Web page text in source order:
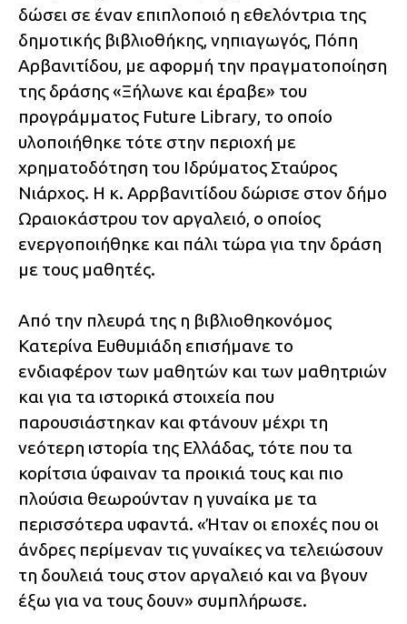
δώσει σε έναν επιπλοποιό η εθελόντρια της
δημοτικής βιβλιοθήκης, νηπιαγωγός, Πόπη
Αρβανιτίδου, με αφορμή την πραγματοποίηση
της δράσης «Ξήλωνε και έραβε» του
προγράμματος Future Library, το οποίο
υλοποιήθηκε τότε στην περιοχή με
χρηματοδότηση του Ιδρύματος Σταύρος
Νιάρχος. Η κ. Αρρβανιτίδου δώρισε στον δήμο
Ωραιοκάστρου τον αργαλειό, ο οποίος
ενεργοποιήθηκε και πάλι τώρα για την δράση
με τους μαθητές.
Από την πλευρά της η βιβλιοθηκονόμος
Κατερίνα Ευθυμιάδη επισήμανε το
ενδιαφέρον των μαθητών και των μαθητριών
και για τα ιστορικά στοιχεία που
παρουσιάστηκαν και φτάνουν μέχρι τη
νεότερη ιστορία της Ελλάδας, τότε που τα
κορίτσια ύφαιναν τα προικιά τους και πιο
πλούσια θεωρούνταν η γυναίκα με τα
περισσότερα υφαντά. «Ήταν οι εποχές που οι
άνδρες περίμεναν τις γυναίκες να τελειώσουν
τη δουλειά τους στον αργαλειό και να βγουν
έξω για να τους δουν» συμπλήρωσε.